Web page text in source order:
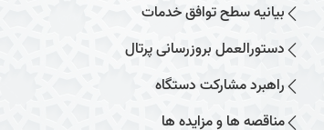
بیانیه سطح توافق خدمات
دستورالعمل بروزرسانی پرتال
راهبرد مشارکت دستگاه
مناقصه ها و مزایده ها